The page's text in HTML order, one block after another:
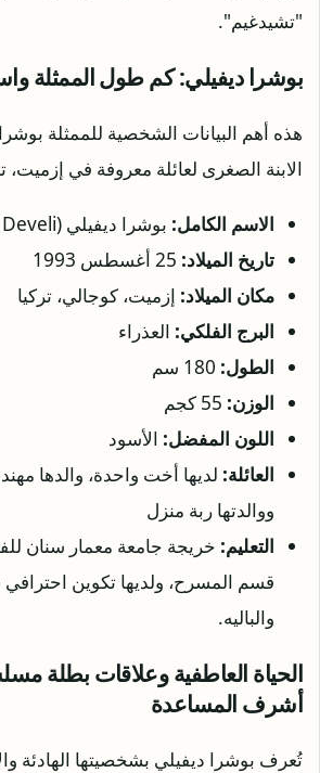
"تشيدغيم".
بوشرا ديفيلي: كم طول الممثلة
هذه أهم البيانات الشخصية للممثلة
الابنة الصغرى لعائلة معروفة في إزميت،
الاسم الكامل: بوشرا ديفيلي (Büşra Develi)
تاريخ الميلاد:
مكان الميلاد: إزميت، كوجالي، تركيا
البرج الفلكي: العذراء
الطول:
الوزن:
اللون المفضل: الأسود
العائلة: لديها أخت واحدة، والدها
ووالدتها ربة منزل
التعليم: خريجة جامعة معمار سنان
قسم المسرح، ولديها تكوين
والباليه.
الحياة العاطفية وعلاقات بطلة
أشرف المساعدة
تُعرف بوشرا ديفيلي بشخصيتها الهادئة